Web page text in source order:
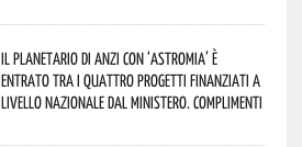
Il Planetario di Anzi con ‘Astromia’ è
entrato tra i quattro progetti finanziati a
livello nazionale dal Ministero. Complimenti